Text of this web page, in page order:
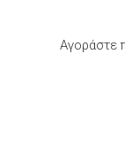
Αγοράστε